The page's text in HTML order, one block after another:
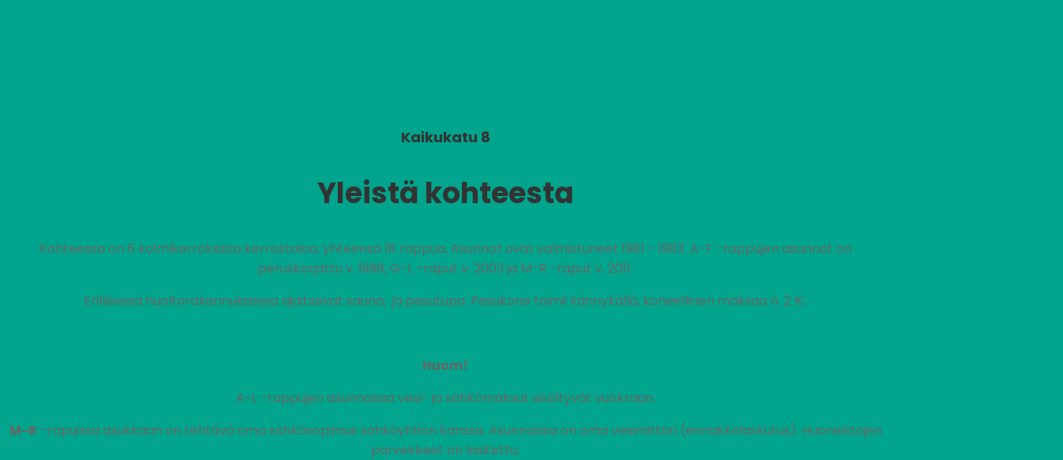
Kaikukatu 8
Yleistä kohteesta
Kohteessa on 6 kolmikerroksista kerrostaloa, yhteensä 18 rappua. Asunnot ovat valmistuneet 1981 - 1983. A-F -rappujen asunnot on
peruskorjattu v. 1998, G-L -raput v. 2003 ja M-R -raput v. 2011.
Erillisessä huoltorakennuksessa sijaitsevat sauna, ja pesutupa. Pesukone toimii kännykällä, koneellinen maksaa n. 2 €.
Huom!
A-L -rappujen asunnoissa vesi- ja sähkömaksut sisältyvät vuokraan.
M-R -rapuissa asukkaan on tehtävä oma sähkösopimus sähköyhtiön kanssa. Asunnoissa on oma vesimittari (ennakkolaskutus). Huoneistojen
parvekkeet on lasitettu.